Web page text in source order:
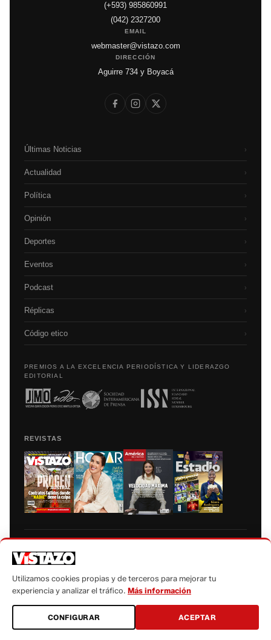
(+593) 985860991
(042) 2327200
EMAIL
webmaster@vistazo.com
DIRECCIÓN
Aguirre 734 y Boyacá
Últimas Noticias ›
Actualidad ›
Política ›
Opinión ›
Deportes ›
Eventos ›
Podcast ›
Réplicas ›
Código etico ›
PREMIOS A LA EXCELENCIA PERIODÍSTICA Y LIDERAZGO
EDITORIAL
REVISTAS
autorización escrita de su titular, de todos los contenidos de Vistazo.com.
Utilizamos cookies propias y de terceros para mejorar tu
experiencia y analizar el tráfico. Más información
CONFIGURAR ACEPTAR